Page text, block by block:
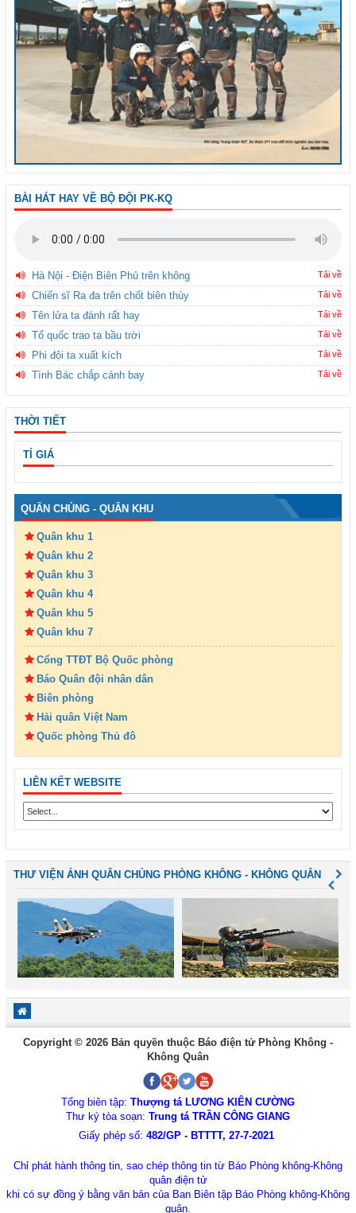
BÀI HÁT HAY VỀ BỘ ĐỘI PK-KQ
Hà Nội - Điện Biên Phủ trên không Tải về
Chiến sĩ Ra đa trên chốt biên thùy Tải về
Tên lửa ta đánh rất hay Tải về
Tổ quốc trao ta bầu trời Tải về
Phi đội ta xuất kích Tải về
Tình Bác chắp cánh bay Tải về
THỜI TIẾT
TỈ GIÁ
QUÂN CHỦNG - QUÂN KHU
Quân khu 1
Quân khu 2
Quân khu 3
Quân khu 4
Quân khu 5
Quân khu 7
Cổng TTĐT Bộ Quốc phòng
Báo Quân đội nhân dân
Biên phòng
Hải quân Việt Nam
Quốc phòng Thủ đô
LIÊN KẾT WEBSITE
THƯ VIỆN ẢNH QUÂN CHỦNG PHÒNG KHÔNG - KHÔNG QUÂN
Copyright © 2026 Bản quyền thuộc Báo điện tử Phòng Không -
Không Quân
Tổng biên tập: Thượng tá LƯƠNG KIÊN CƯỜNG
Thư ký tòa soạn: Trung tá TRẦN CÔNG GIANG
Giấy phép số: 482/GP - BTTTT, 27-7-2021
Chỉ phát hành thông tin, sao chép thông tin từ Báo Phòng không-Không
quân điện tử
khi có sự đồng ý bằng văn bản của Ban Biên tập Báo Phòng không-Không
quân.